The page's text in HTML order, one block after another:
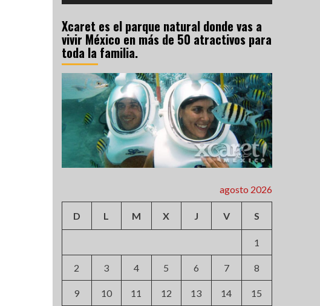
Xcaret es el parque natural donde vas a
vivir México en más de 50 atractivos para
toda la familia.
agosto 2026
D L M X J V S
1
2 3 4 5 6 7 8
9 10 11 12 13 14 15